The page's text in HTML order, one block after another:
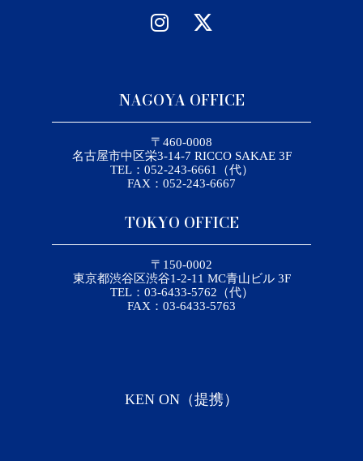
NAGOYA OFFICE
〒460-0008
名古屋市中区栄3-14-7 RICCO SAKAE 3F
TEL：052-243-6661（代）
FAX：052-243-6667
TOKYO OFFICE
〒150-0002
東京都渋谷区渋谷1-2-11 MC青山ビル 3F
TEL：03-6433-5762（代）
FAX：03-6433-5763
KEN ON（提携）